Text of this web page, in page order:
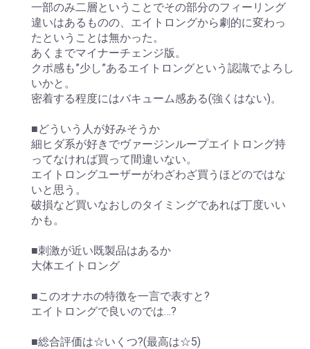
一部のみ二層ということでその部分のフィーリング
違いはあるものの、エイトロングから劇的に変わっ
たということは無かった。
あくまでマイナーチェンジ版。
クポ感も”少し”あるエイトロングという認識でよろし
いかと。
密着する程度にはバキューム感ある(強くはない)。
■どういう人が好みそうか
細ヒダ系が好きでヴァージンループエイトロング持
ってなければ買って間違いない。
エイトロングユーザーがわざわざ買うほどのではな
いと思う。
破損など買いなおしのタイミングであれば丁度いい
かも。
■刺激が近い既製品はあるか
大体エイトロング
■このオナホの特徴を一言で表すと?
エイトロングで良いのでは…?
■総合評価は☆いくつ?(最高は☆5)